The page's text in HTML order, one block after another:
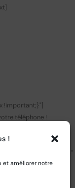
!
et améliorer notre
!important;}"]
téléphone !
app/central-
30px !important;}"
top: 25px